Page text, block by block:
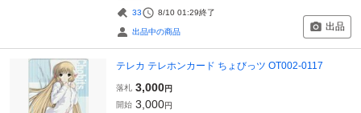
33 8/10 01:29終了
出品中の商品 出品
テレカ テレホンカード ちょびっツ OT002-0117
落札 3,000円
開始 3,000円